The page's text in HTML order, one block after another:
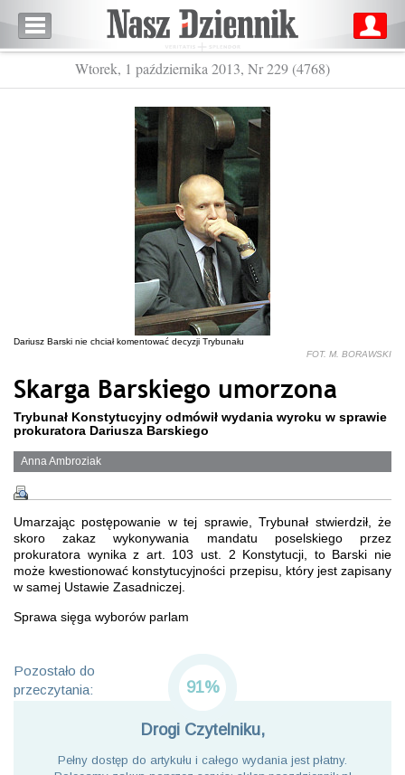
Wtorek, 1 października 2013, Nr 229 (4768)
Dariusz Barski nie chciał komentować decyzji Trybunału
FOT. M. BORAWSKI
Skarga Barskiego umorzona
Trybunał Konstytucyjny odmówił wydania wyroku w sprawie
prokuratora Dariusza Barskiego
Anna Ambroziak
Umarzając postępowanie w tej sprawie, Trybunał stwierdził, że
skoro zakaz wykonywania mandatu poselskiego przez
prokuratora wynika z art. 103 ust. 2 Konstytucji, to Barski nie
może kwestionować konstytucyjności przepisu, który jest zapisany
w samej Ustawie Zasadniczej.
Sprawa sięga wyborów parlam
Pozostało do
przeczytania:
91%
Drogi Czytelniku,
Pełny dostęp do artykułu i całego wydania jest płatny.